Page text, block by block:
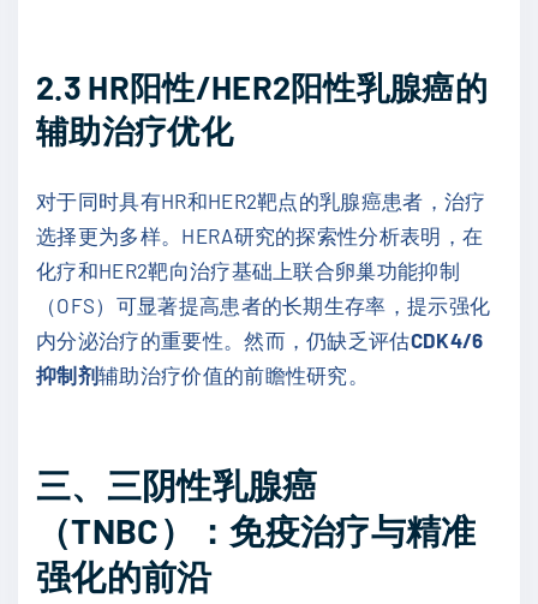
2.3 HR阳性/HER2阳性乳腺癌的
辅助治疗优化
对于同时具有HR和HER2靶点的乳腺癌患者，治疗
选择更为多样。HERA研究的探索性分析表明，在
化疗和HER2靶向治疗基础上联合卵巢功能抑制
（OFS）可显著提高患者的长期生存率，提示强化
内分泌治疗的重要性。然而，仍缺乏评估CDK4/6
抑制剂辅助治疗价值的前瞻性研究。
三、三阴性乳腺癌
（TNBC）：免疫治疗与精准
强化的前沿